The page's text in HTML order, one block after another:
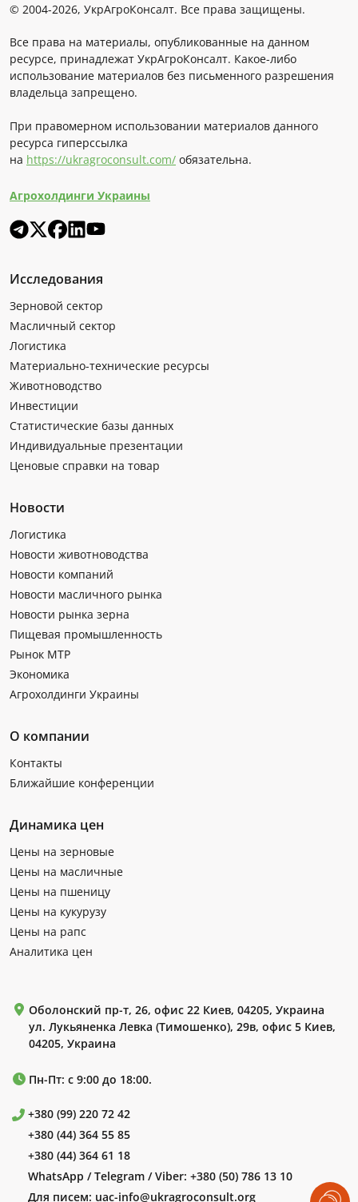
© 2004-2026, УкрАгроКонсалт. Все права защищены.
Все права на материалы, опубликованные на данном
ресурсе, принадлежат УкрАгроКонсалт. Какое-либо
использование материалов без письменного разрешения
владельца запрещено.
При правомерном использовании материалов данного
ресурса гиперссылка
на https://ukragroconsult.com/ обязательна.
Агрохолдинги Украины
Исследования
Зерновой сектор
Масличный сектор
Логистика
Материально-технические ресурсы
Животноводство
Инвестиции
Статистические базы данных
Индивидуальные презентации
Ценовые справки на товар
Новости
Логистика
Новости животноводства
Новости компаний
Новости масличного рынка
Новости рынка зерна
Пищевая промышленность
Рынок МТР
Экономика
Агрохолдинги Украины
О компании
Контакты
Ближайшие конференции
Динамика цен
Цены на зерновые
Цены на масличные
Цены на пшеницу
Цены на кукурузу
Цены на рапс
Аналитика цен
Оболонский пр-т, 26, офис 22 Киев, 04205, Украина
ул. Лукьяненка Левка (Тимошенко), 29в, офис 5 Киев,
04205, Украина
Пн-Пт: с 9:00 до 18:00.
+380 (99) 220 72 42
+380 (44) 364 55 85
+380 (44) 364 61 18
WhatsApp / Telegram / Viber: +380 (50) 786 13 10
Для писем: uac-info@ukragroconsult.org